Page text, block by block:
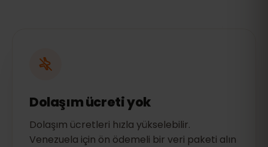
Dolaşım ücreti yok
Dolaşım ücretleri hızla yükselebilir.
Venezuela için ön ödemeli bir veri paketi alın